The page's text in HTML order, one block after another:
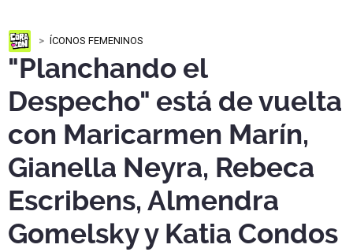
ÍCONOS FEMENINOS
"Planchando el
Despecho" está de vuelta
con Maricarmen Marín,
Gianella Neyra, Rebeca
Escribens, Almendra
Gomelsky y Katia Condos